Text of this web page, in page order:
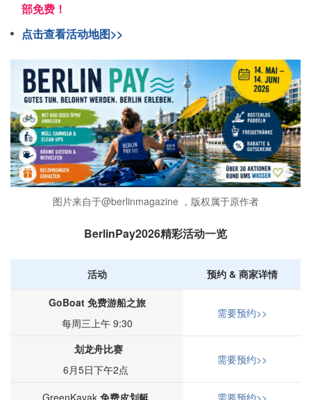
部免费！
点击查看活动地图>>
图片来自于@berlinmagazine ，版权属于原作者
BerlinPay2026精彩活动一览
活动 预约 & 商家详情
GoBoat 免费游船之旅
每周三上午 9:30
需要预约>>
划龙舟比赛
6月5日下午2点
需要预约>>